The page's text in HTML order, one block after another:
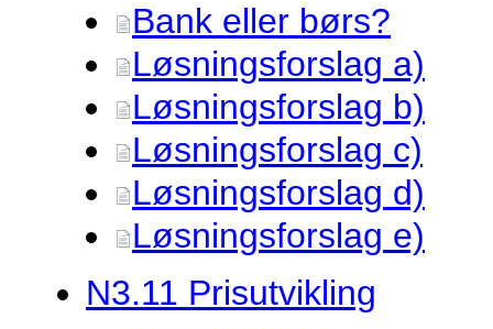
Bank eller børs?
Løsningsforslag a)
Løsningsforslag b)
Løsningsforslag c)
Løsningsforslag d)
Løsningsforslag e)
N3.11 Prisutvikling